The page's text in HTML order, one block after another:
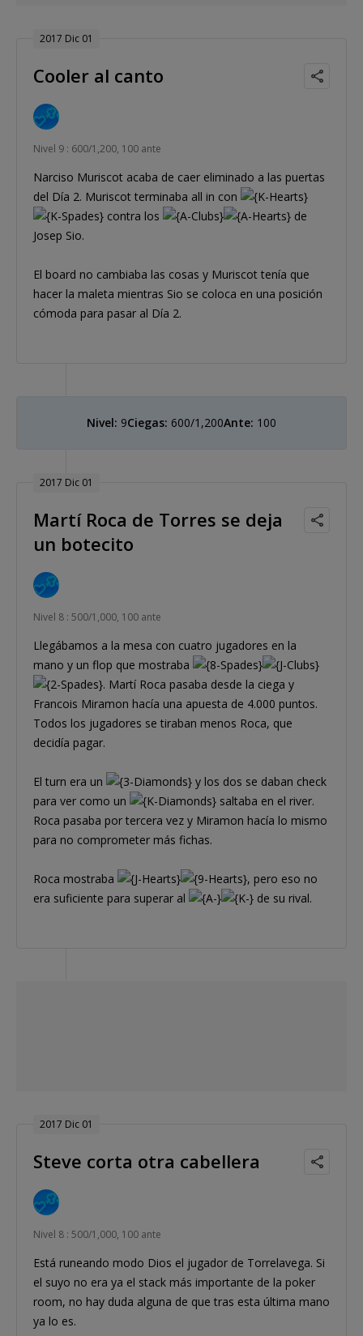
2017 Dic 01
Cooler al canto
Nivel 9 : 600/1,200, 100 ante
Narciso Muriscot acaba de caer eliminado a las puertas
del Día 2. Muriscot terminaba all in con
contra los
de
Josep Sio.
El board no cambiaba las cosas y Muriscot tenía que
hacer la maleta mientras Sio se coloca en una posición
cómoda para pasar al Día 2.
Nivel: 9Ciegas: 600/1,200Ante: 100
2017 Dic 01
Martí Roca de Torres se deja
un botecito
Nivel 8 : 500/1,000, 100 ante
Llegábamos a la mesa con cuatro jugadores en la
mano y un flop que mostraba
. Martí Roca pasaba desde la ciega y
Francois Miramon hacía una apuesta de 4.000 puntos.
Todos los jugadores se tiraban menos Roca, que
decidía pagar.
El turn era un
y los dos se daban check
para ver como un
saltaba en el river.
Roca pasaba por tercera vez y Miramon hacía lo mismo
para no comprometer más fichas.
Roca mostraba
, pero eso no
era suficiente para superar al
de su rival.
2017 Dic 01
Steve corta otra cabellera
Nivel 8 : 500/1,000, 100 ante
Está runeando modo Dios el jugador de Torrelavega. Si
el suyo no era ya el stack más importante de la poker
room, no hay duda alguna de que tras esta última mano
ya lo es.